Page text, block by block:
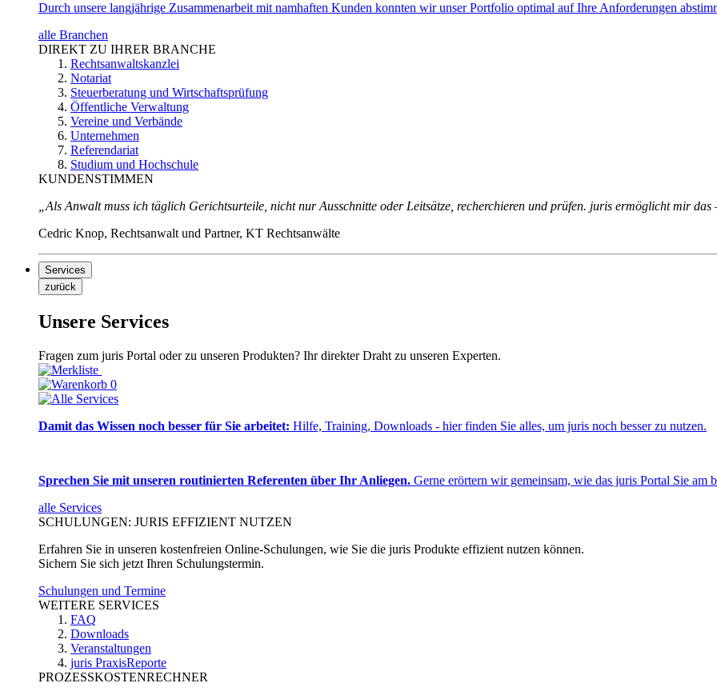
Durch unsere langjährige Zusammenarbeit mit namhaften Kunden konnten wir unser Portfolio optimal auf Ihre Anforderungen
alle Branchen
DIREKT ZU IHRER BRANCHE
Rechtsanwaltskanzlei
Notariat
Steuerberatung und Wirtschaftsprüfung
Öffentliche Verwaltung
Vereine und Verbände
Unternehmen
Referendariat
Studium und Hochschule
KUNDENSTIMMEN
„Als Anwalt muss ich täglich Gerichtsurteile, nicht nur Ausschnitte oder Leitsätze, recherchieren und prüfen. juris ermöglicht mir
Cedric Knop, Rechtsanwalt und Partner, KT Rechtsanwälte
Services
zurück
Unsere Services
Fragen zum juris Portal oder zu unseren Produkten? Ihr direkter Draht zu unseren Experten.
0
Damit das Wissen noch besser für Sie arbeitet: Hilfe, Training, Downloads - hier finden Sie alles, um juris noch besser zu nutzen.
Sprechen Sie mit unseren routinierten Referenten über Ihr Anliegen. Gerne erörtern wir gemeinsam, wie das juris Portal Sie am
alle Services
SCHULUNGEN: JURIS EFFIZIENT NUTZEN
Erfahren Sie in unseren kostenfreien Online-Schulungen, wie Sie die juris Produkte effizient nutzen können.
Sichern Sie sich jetzt Ihren Schulungstermin.
Schulungen und Termine
WEITERE SERVICES
FAQ
Downloads
Veranstaltungen
juris PraxisReporte
PROZESSKOSTENRECHNER